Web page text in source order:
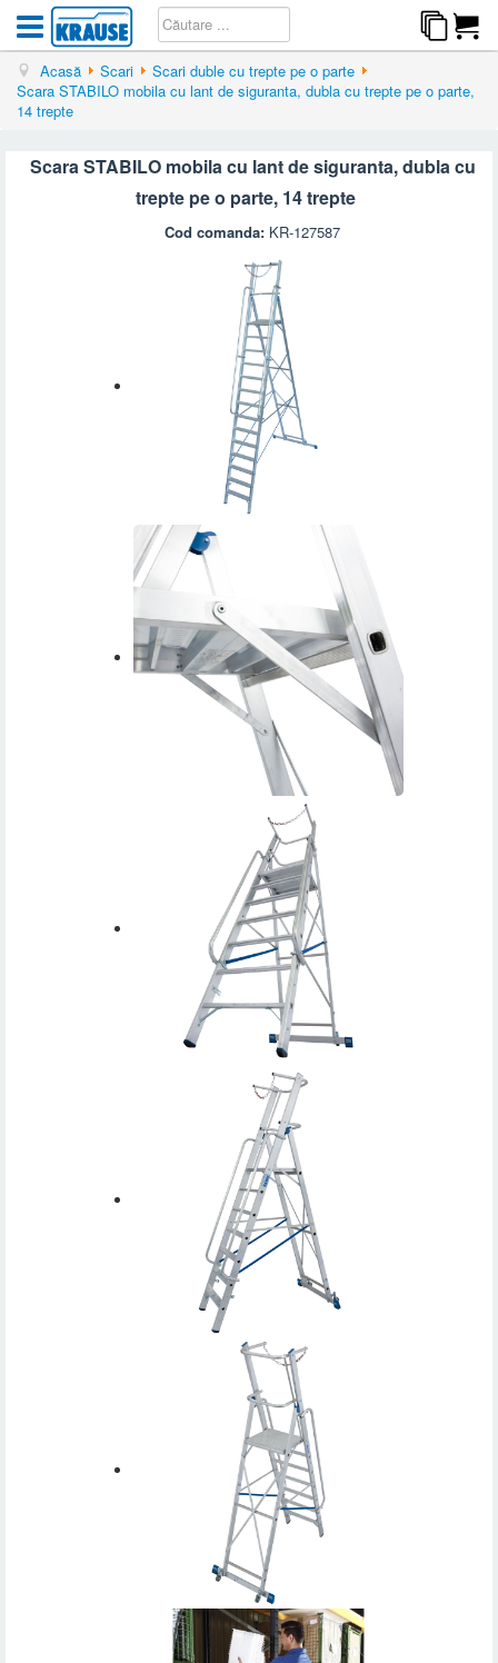
Acasă Scari
Scari duble cu trepte pe o parte
Scara STABILO mobila cu lant de siguranta, dubla cu trepte pe o parte,
14 trepte
Scara STABILO mobila cu lant de siguranta, dubla cu
trepte pe o parte, 14 trepte
Cod comanda: KR-127587